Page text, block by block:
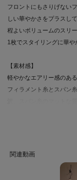
フロントにもさりげない
しい華やかさをプラスして
程よいボリュームのスリ
1枚でスタイリングに華や
【素材感】
軽やかなエアリー感のあ
フィラメント糸とスパン
軽くて柔らかい手触りが
※照明の関係により、実